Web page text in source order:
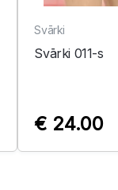
Svārki
Svārki 011-s
€ 24.00